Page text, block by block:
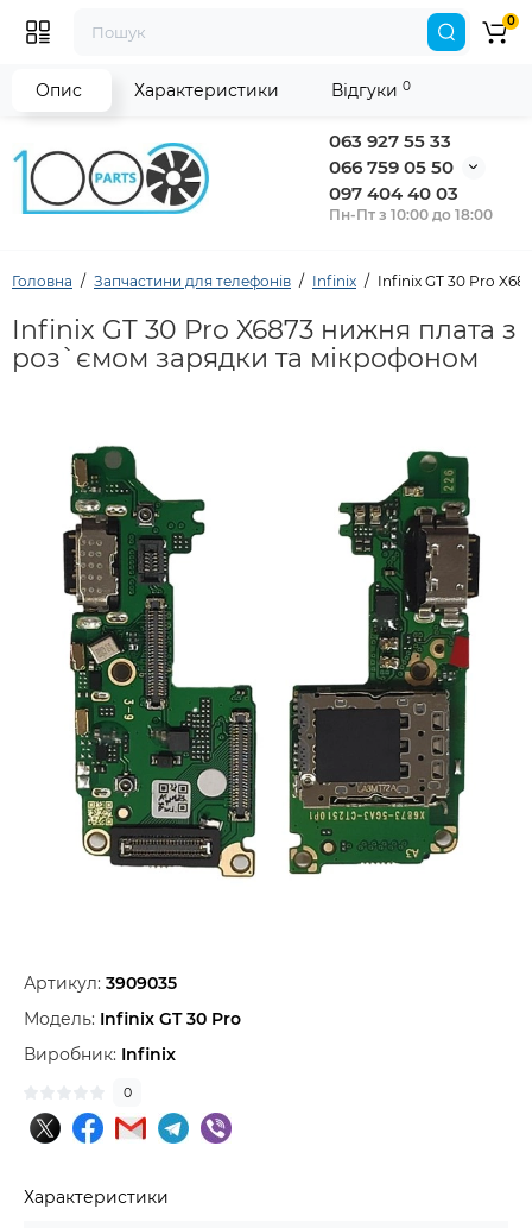
063 927 55 33
066 759 05 50
097 404 40 03
Пн-Пт з 10:00 до 18:00
0
Головна Запчастини для телефонів Infinix Infinix GT 30 Pro
Infinix GT 30 Pro X6873 нижня плата з
роз`ємом зарядки та мікрофоном
Артикул: 3909035
Модель: Infinix GT 30 Pro
Виробник: Infinix
0
Характеристики
Опис Характеристики Відгуки 0